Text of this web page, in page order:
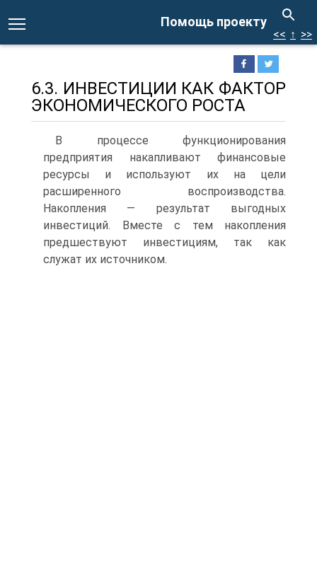
Помощь проекту
<< ↑ >>
6.3. ИНВЕСТИЦИИ КАК ФАКТОР
ЭКОНОМИЧЕСКОГО РОСТА
В процессе функционирования
предприятия накапливают фи­нансовые
ресурсы и используют их на цели
расширенного воспро­изводства.
Накопления — результат выгодных
инвестиций. Вместе с тем накопления
предшествуют инвестициям, так как
служат их ис­точником.